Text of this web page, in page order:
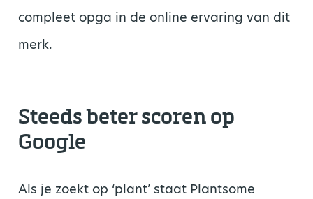
compleet opga in de online ervaring van dit
merk.
Steeds beter scoren op
Google
Als je zoekt op ‘plant’ staat Plantsome